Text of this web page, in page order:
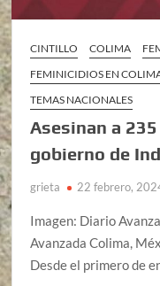
CINTILLO COLIMA
FEMINICIDIOS EN
TEMAS NACIONALES
Asesinan a
gobierno de
grieta 22 febrero,
Imagen: Diario
Avanzada Colima,
Desde el primero de